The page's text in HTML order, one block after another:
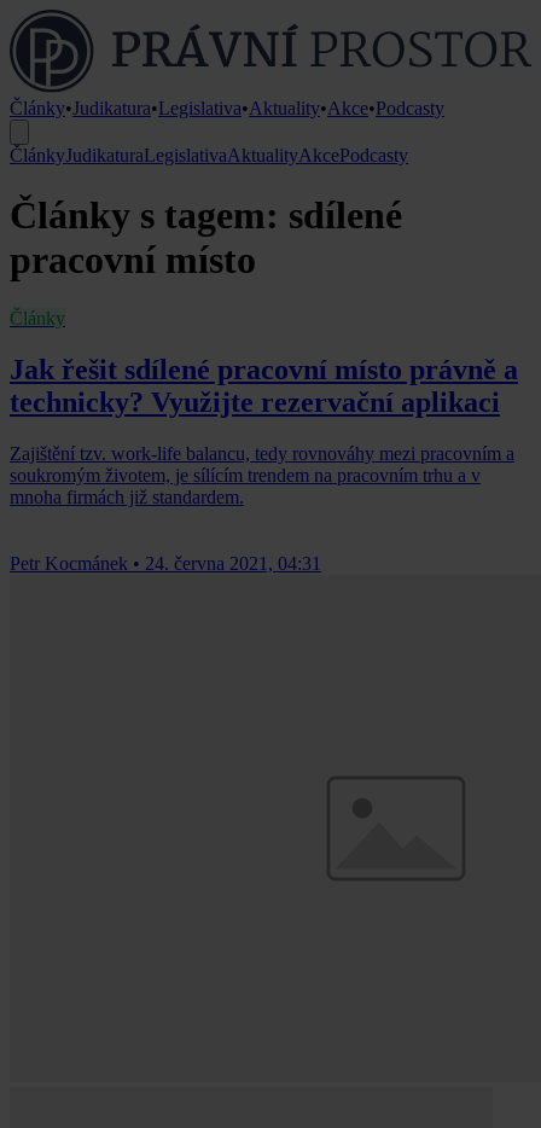
Články•Judikatura•Legislativa•Aktuality•Akce•Podcasty
ČlánkyJudikaturaLegislativaAktualityAkcePodcasty
Články s tagem: sdílené
pracovní místo
Články
Jak řešit sdílené pracovní místo právně a
technicky? Využijte rezervační aplikaci
Zajištění tzv. work-life balancu, tedy rovnováhy mezi pracovním a
soukromým životem, je sílícím trendem na pracovním trhu a v
mnoha firmách již standardem.
Petr Kocmánek • 24. června 2021, 04:31